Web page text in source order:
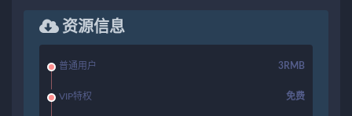
资源信息
普通用户 3RMB
VIP特权 免费